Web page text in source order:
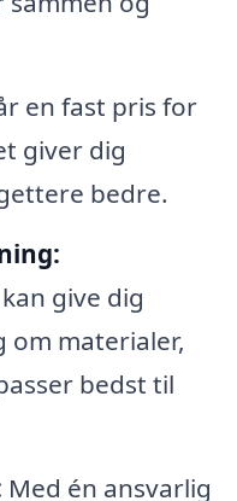
en fast pris for
giver dig
bedre.
give dig
materialer,
bedst til
Med én ansvarlig